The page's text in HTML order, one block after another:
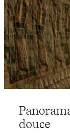
douce